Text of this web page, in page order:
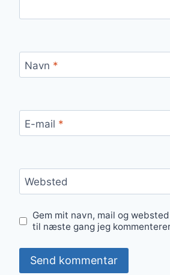
Navn *
E-mail *
Websted
Gem mit navn, mail og
til næste gang jeg